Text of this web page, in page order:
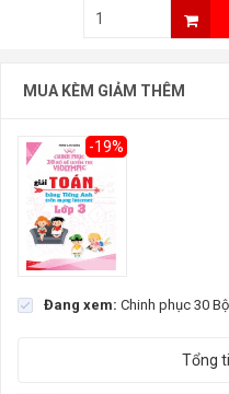
MUA KÈM GIẢM THÊM
-19%
Đang xem: Chinh phục 30
Tổng